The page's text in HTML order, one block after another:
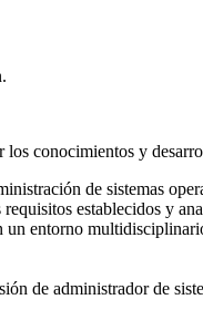
conocimientos y
de sistemas
establecidos y
entorno
de administrador de